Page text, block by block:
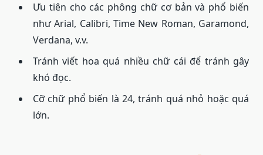
Ưu tiên cho các phông chữ cơ bản và phổ biến
như Arial, Calibri, Time New Roman, Garamond,
Verdana, v.v.
Tránh viết hoa quá nhiều chữ cái để tránh gây
khó đọc.
Cỡ chữ phổ biến là 24, tránh quá nhỏ hoặc quá
lớn.